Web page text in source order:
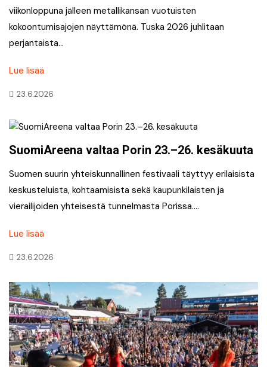
viikonloppuna jälleen metallikansan vuotuisten
kokoontumisajojen näyttämönä. Tuska 2026 juhlitaan
perjantaista…
Lue lisää
23.6.2026
SuomiAreena valtaa Porin 23.–26. kesäkuuta
Suomen suurin yhteiskunnallinen festivaali täyttyy erilaisista
keskusteluista, kohtaamisista sekä kaupunkilaisten ja
vierailijoiden yhteisestä tunnelmasta Porissa….
Lue lisää
23.6.2026